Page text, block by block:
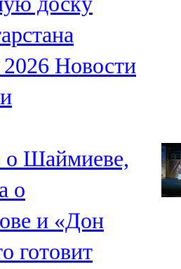
2026 Новости
о Шаймиеве,
о
и «Дон
готовит